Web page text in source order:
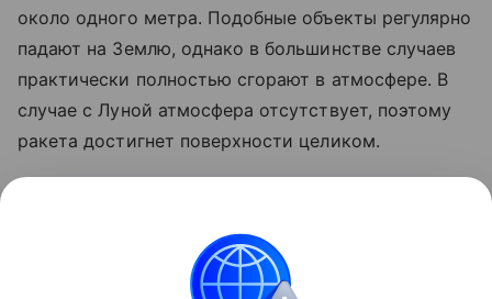
около одного метра. Подобные объекты регулярно
падают на Землю, однако в большинстве случаев
практически полностью сгорают в атмосфере. В
случае с Луной атмосфера отсутствует, поэтому
ракета достигнет поверхности целиком.
об атмосфере древней Земли.